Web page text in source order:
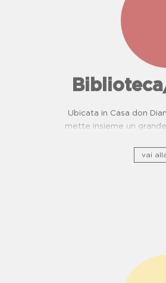
Ubicata in Casa don
mette insieme un
vai